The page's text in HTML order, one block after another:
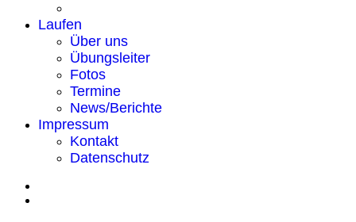
Laufen
Über uns
Übungsleiter
Fotos
Termine
News/Berichte
Impressum
Kontakt
Datenschutz